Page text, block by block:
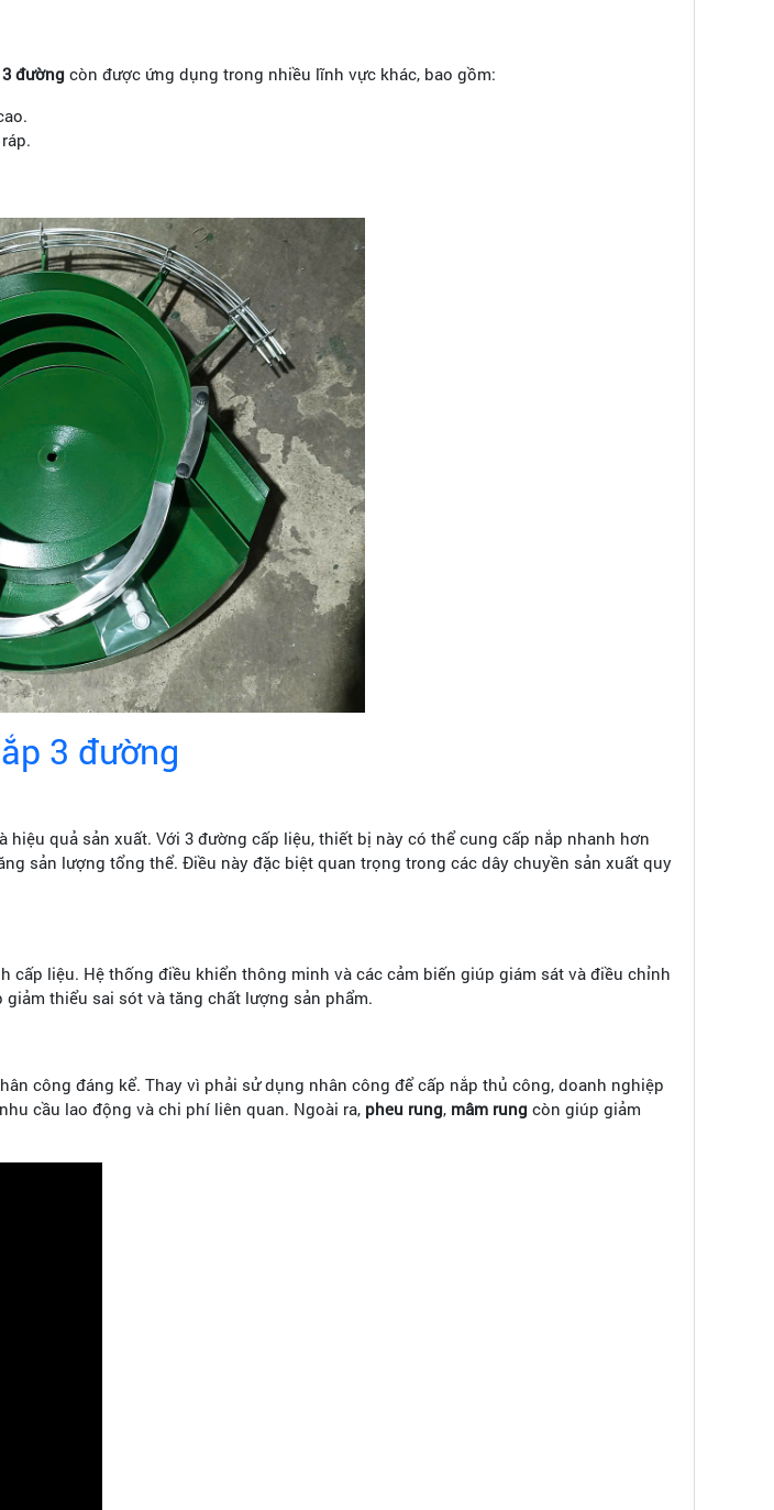
đườngcòn được ứng dụng trong nhiều lĩnh vực khác, bao gồm:
3 đường
hiệu quả sản xuất. Với 3 đường cấp liệu, thiết bị này có thể cung cấp nắp nhanh hơn
sản lượng tổng thể. Điều này đặc biệt quan trọng trong các dây chuyền sản xuất quy
liệu. Hệ thống điều khiển thông minh và các cảm biến giúp giám sát và điều chỉnh
thiểu sai sót và tăng chất lượng sản phẩm.
công đáng kể. Thay vì phải sử dụng nhân công để cấp nắp thủ công, doanh nghiệp
cầu lao động và chi phí liên quan. Ngoài ra, pheu rung, mâm rung còn giúp giảm